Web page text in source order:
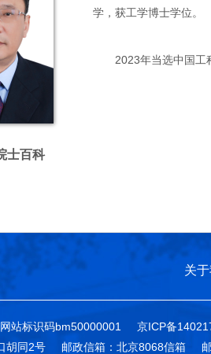
士百科
学，获工学博士学位。
2023年当选中国工
关
网站标识码bm50000001
京ICP备
胡同2号
邮政信箱：北京8068信箱